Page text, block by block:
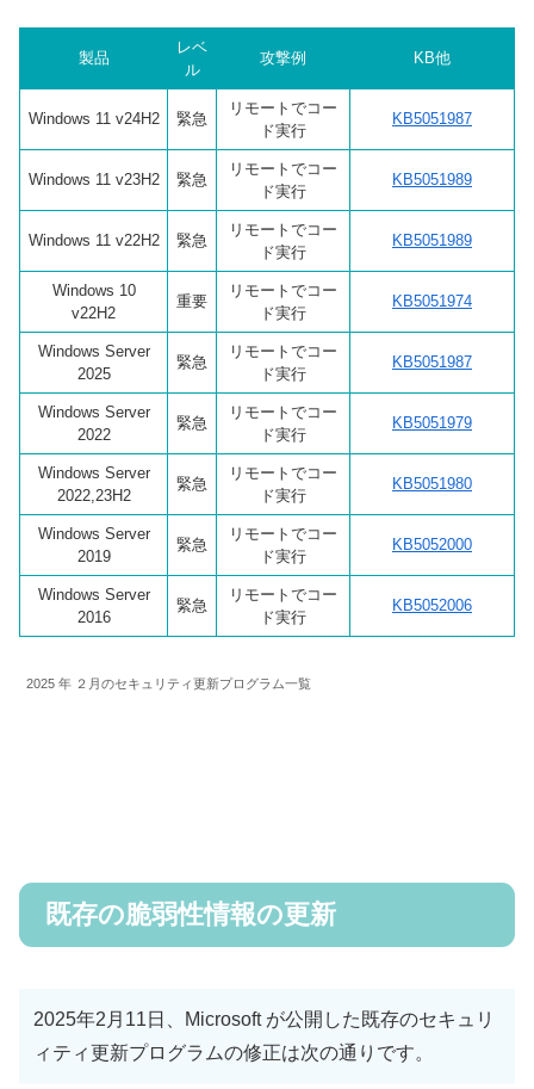
製品
レベ
ル
攻撃例 KB他
Windows 11 v24H2 緊急
リモートでコー
ド実行
KB5051987
Windows 11 v23H2 緊急
リモートでコー
ド実行
KB5051989
Windows 11 v22H2 緊急
リモートでコー
ド実行
KB5051989
Windows 10
v22H2
重要
リモートでコー
ド実行
KB5051974
Windows Server
2025
緊急
リモートでコー
ド実行
KB5051987
Windows Server
2022
緊急
リモートでコー
ド実行
KB5051979
Windows Server
2022,23H2
緊急
リモートでコー
ド実行
KB5051980
Windows Server
2019
緊急
リモートでコー
ド実行
KB5052000
Windows Server
2016
緊急
リモートでコー
ド実行
KB5052006
2025 年 ２月のセキュリティ更新プログラム一覧
既存の脆弱性情報の更新
2025年2月11日、Microsoft が公開した既存のセキュリ
ィティ更新プログラムの修正は次の通りです。